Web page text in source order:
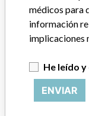
Preguntas
Acerca de la
Contáctenos
HISTORIAS EN SU
médicos para
información
implicaciones
He leído
ENVIAR